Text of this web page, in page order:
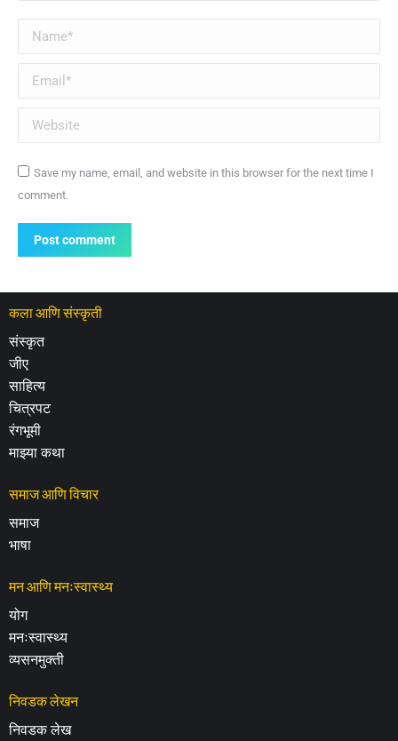
Name *
Email *
Website
Save my name, email, and website in this browser for the next time I
comment.
Post comment
कला आणि संस्कृती
संस्कृत
जीए
साहित्य
चित्रपट
रंगभूमी
माझ्या कथा
समाज आणि विचार
समाज
भाषा
मन आणि मनःस्वास्थ्य
योग
मनःस्वास्थ्य
व्यसनमुक्ती
निवडक लेखन
निवडक लेख